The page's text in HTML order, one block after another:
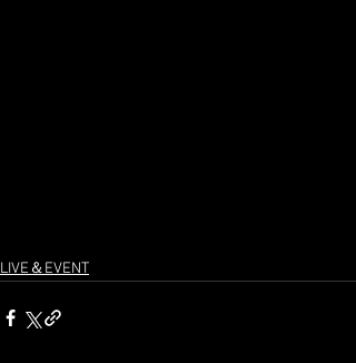
LIVE＆EVENT